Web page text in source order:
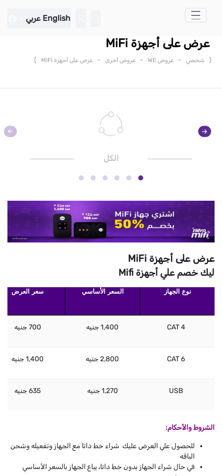
تخطي إلى المحتوى الرئيسي
English عربي
عرض على أجهزة MiFi
( شخصي - عروض WE - عروض أخرى - عرض على أجهزة MiFi )
الكل
عرض على أجهزة MiFi
ليك خصم علي أجهزة Mifi
نوع الجهاز السعر الأساسي سعر العرض
CAT 4 1,400 جنيه 700 جنيه
CAT 6 2,800 جنيه 1,400 جنيه
USB 1,270 جنيه 635 جنيه
الشروط والأحكام:
للحصول علي العرض عليك شراء خط داتا مع الجهاز وتفعيله وشحن
الباقه
في حال شراء الجهاز بدون خط داتا، يباع الجهاز بالسعر الأساسي